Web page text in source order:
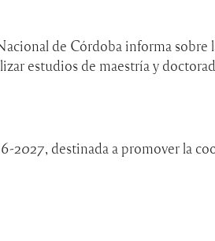
de Córdoba informa
estudios de maestría y
2027, destinada a promover la